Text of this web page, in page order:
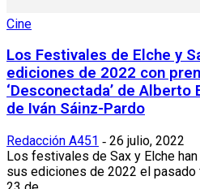
Cine
Los Festivales de Elche y
ediciones de 2022 con
‘Desconectada’ de Alberto
de Iván Sáinz-Pardo
Redacción A451 - 26 julio, 2022
Los festivales de Sax y Elche
sus ediciones de 2022 el pasado